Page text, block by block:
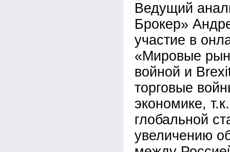
Ведущий
Брокер»
участие в
«Мировые
войной и
торговые
экономике,
глобальной
увеличению